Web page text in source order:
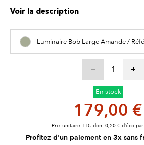
Voir la description
Luminaire Bob Large Amande /
En stock
179,00 €
Prix unitaire TTC dont 0,20 € d’éco-
Profitez d'un paiement en 3x sans